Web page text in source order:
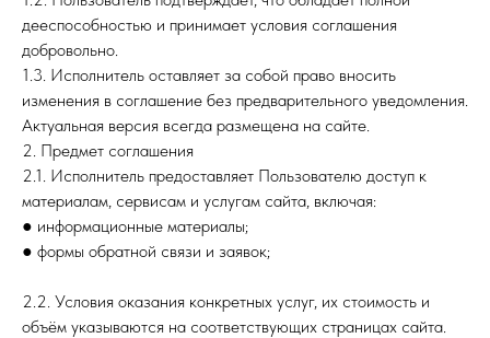
дееспособностью и принимает условия соглашения
добровольно.
1.3. Исполнитель оставляет за собой право вносить
изменения в соглашение без предварительного уведомления.
Актуальная версия всегда размещена на сайте.
2. Предмет соглашения
2.1. Исполнитель предоставляет Пользователю доступ к
материалам, сервисам и услугам сайта, включая:
● информационные материалы;
● формы обратной связи и заявок;
2.2. Условия оказания конкретных услуг, их стоимость и
объём указываются на соответствующих страницах сайта.